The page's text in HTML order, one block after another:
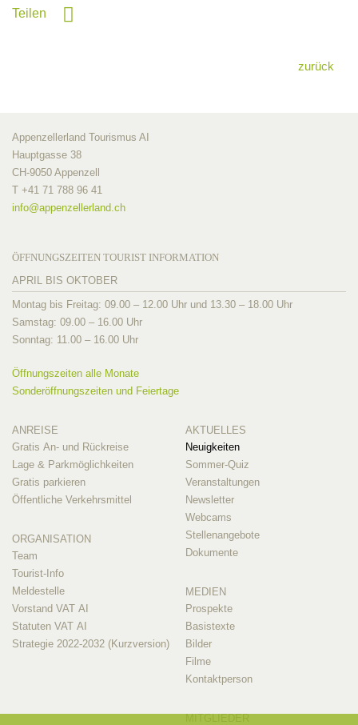
Teilen
zurück
Appenzellerland Tourismus AI
Hauptgasse 38
CH-9050 Appenzell
T +41 71 788 96 41
info@appenzellerland.ch
ÖFFNUNGSZEITEN TOURIST INFORMATION
APRIL BIS OKTOBER
Montag bis Freitag: 09.00 – 12.00 Uhr und 13.30 – 18.00 Uhr
Samstag: 09.00 – 16.00 Uhr
Sonntag: 11.00 – 16.00 Uhr
Öffnungszeiten alle Monate
Sonderöffnungszeiten und Feiertage
ANREISE
Gratis An- und Rückreise
Lage & Parkmöglichkeiten
Gratis parkieren
Öffentliche Verkehrsmittel
ORGANISATION
Team
Tourist-Info
Meldestelle
Vorstand VAT AI
Statuten VAT AI
Strategie 2022-2032 (Kurzversion)
AKTUELLES
Neuigkeiten
Sommer-Quiz
Veranstaltungen
Newsletter
Webcams
Stellenangebote
Dokumente
MEDIEN
Prospekte
Basistexte
Bilder
Filme
Kontaktperson